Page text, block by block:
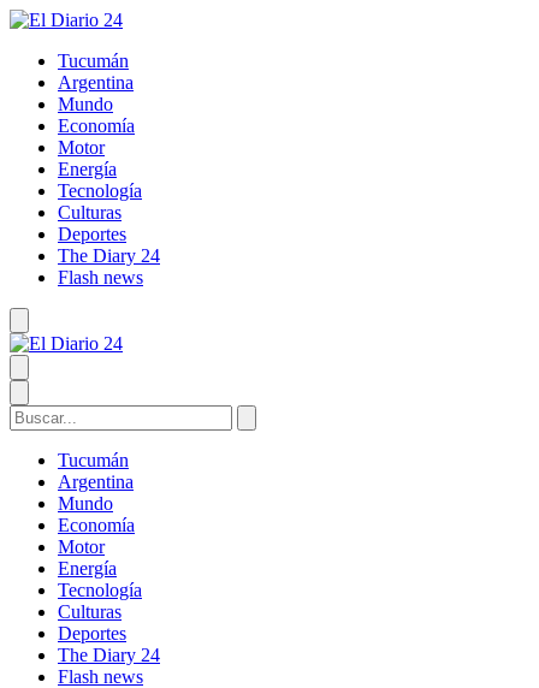
Tucumán
Argentina
Mundo
Economía
Motor
Energía
Tecnología
Culturas
Deportes
The Diary 24
Flash news
Tucumán
Argentina
Mundo
Economía
Motor
Energía
Tecnología
Culturas
Deportes
The Diary 24
Flash news